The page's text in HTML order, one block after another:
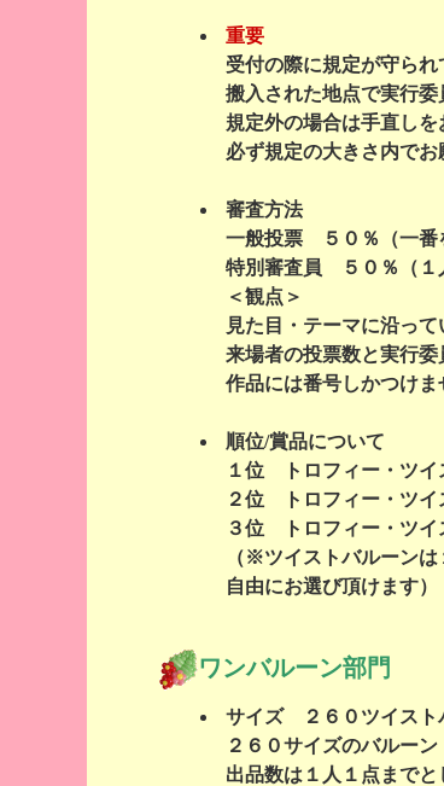
重要
受付の際に規定が守られ
搬入された地点で実行委
規定外の場合は手直しを
必ず規定の大きさ内でお
審査方法
一般投票 ５０％（一番
特別審査員 ５０％（１
＜観点＞
見た目・テーマに沿って
来場者の投票数と実行委
作品には番号しかつけま
順位/賞品について
１位 トロフィー・ツイ
２位 トロフィー・ツイ
３位 トロフィー・ツイ
（※ツイストバルーン
自由にお選び頂けます）
ワンバルーン部門
サイズ ２６０ツイスト
２６０サイズのバルー
出品数は１人１点までと